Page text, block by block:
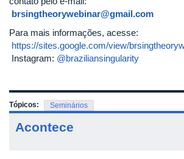
brsingtheorywebinar@gmail.com
Para mais informações, acesse:
https://sites.google.com/view/
Instagram: @braziliansingularity
Tópicos: Seminários
Acontece